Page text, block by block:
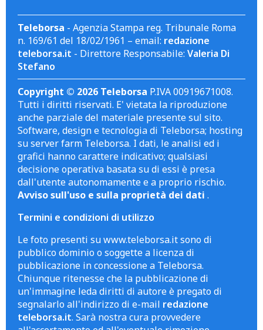
Teleborsa - Agenzia Stampa reg. Tribunale Roma
n. 169/61 del 18/02/1961 – email: redazione
teleborsa.it - Direttore Responsabile: Valeria Di
Stefano
Copyright © 2026 Teleborsa P.IVA 00919671008.
Tutti i diritti riservati. E' vietata la riproduzione
anche parziale del materiale presente sul sito.
Software, design e tecnologia di Teleborsa; hosting
su server farm Teleborsa. I dati, le analisi ed i
grafici hanno carattere indicativo; qualsiasi
decisione operativa basata su di essi è presa
dall'utente autonomamente e a proprio rischio.
Avviso sull'uso e sulla proprietà dei dati .
Termini e condizioni di utilizzo
Le foto presenti su www.teleborsa.it sono di
pubblico dominio o soggette a licenza di
pubblicazione in concessione a Teleborsa.
Chiunque ritenesse che la pubblicazione di
un'immagine leda diritti di autore è pregato di
segnalarlo all'indirizzo di e-mail redazione
teleborsa.it. Sarà nostra cura provvedere